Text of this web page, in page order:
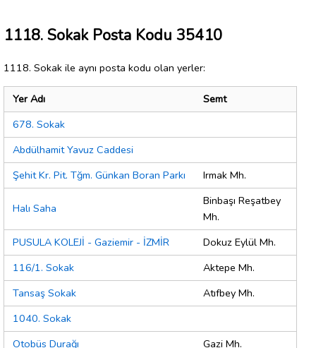
1118. Sokak Posta Kodu 35410
1118. Sokak ile aynı posta kodu olan yerler:
Yer Adı
Semt
678. Sokak
Abdülhamit Yavuz Caddesi
Şehit Kr. Pit. Tğm. Günkan Boran Parkı
Irmak Mh.
Halı Saha
Binbaşı Reşatbey
Mh.
PUSULA KOLEJİ - Gaziemir - İZMİR
Dokuz Eylül Mh.
116/1. Sokak
Aktepe Mh.
Tansaş Sokak
Atıfbey Mh.
1040. Sokak
Otobüs Durağı
Gazi Mh.